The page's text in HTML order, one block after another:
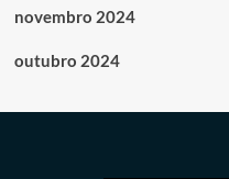
novembro 2024
outubro 2024